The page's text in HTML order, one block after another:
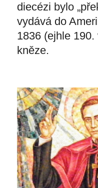
diecézi bylo
vydává do
1836 (ejhle
kněze.